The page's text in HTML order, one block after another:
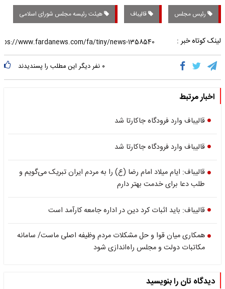
رئیس مجلس قالیباف هیئت رئیسه مجلس شورای اسلامی
لینک کوتاه خبر :
۰ نفر دیگر این مطلب را پسندیدند
اخبار مرتبط
قالیباف وارد فرودگاه جاکارتا شد
قالیباف وارد فرودگاه جاکارتا شد
قالیباف: ایام میلاد امام رضا (ع) را به مردم ایران تبریک می‌گویم و
طلب دعا برای خدمت بهتر دارم
قالیباف: باید اثبات کرد دین در اداره جامعه کارآمد است
همکاری میان قوا و حل مشکلات مردم وظیفه اصلی ماست/ سامانه
مکاتبات دولت و مجلس راه‌اندازی شود
دیدگاه تان را بنویسید